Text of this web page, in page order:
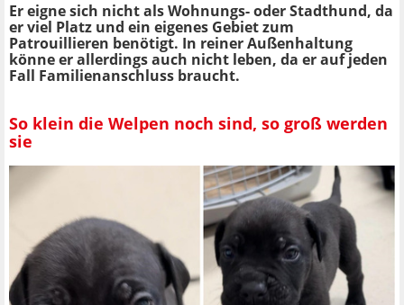
Er eigne sich nicht als Wohnungs- oder Stadthund, da
er viel Platz und ein eigenes Gebiet zum
Patrouillieren benötigt. In reiner Außenhaltung
könne er allerdings auch nicht leben, da er auf jeden
Fall Familienanschluss braucht.
So klein die Welpen noch sind, so groß werden
sie